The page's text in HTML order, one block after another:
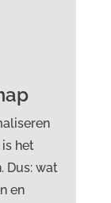
het
Dus: wat
en
startup